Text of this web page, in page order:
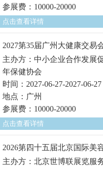
参展费：10000-20000
点击查看详情
2027第35届广州大健康交易
主办方：中小企业合作发展
年保健协会
时间：2027-06-27-2027-06-27
地点：广州
参展费：10000-20000
点击查看详情
2026第四十五届北京国际美
主办方：北京世博联展览服